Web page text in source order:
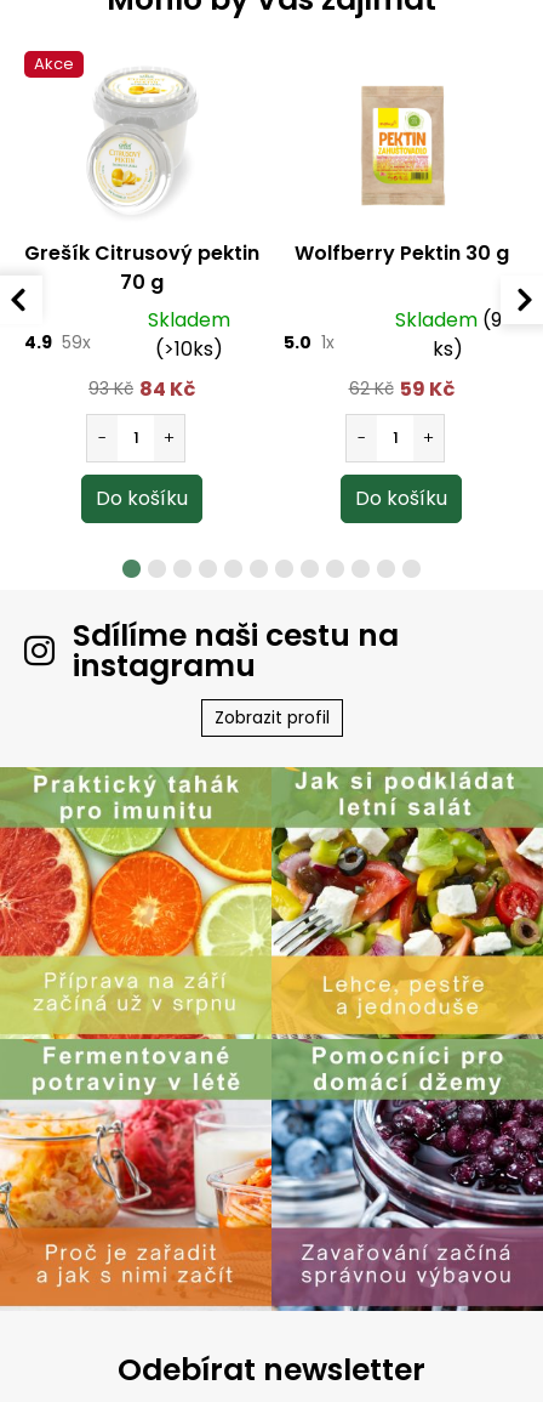
Akce
Grešík Citrusový pektin
70 g
4.9 59x
Skladem
(>10ks)
93 Kč 84 Kč
Wolfberry Pektin 30 g
5.0 1x
Skladem (9
ks)
62 Kč 59 Kč
Sdílíme naši cestu na
instagramu
Zobrazit profil
Odebírat newsletter